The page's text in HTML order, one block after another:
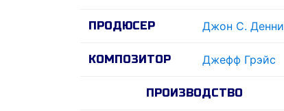
ПРОДЮСЕР Джон С. Денни
КОМПОЗИТОР Джефф Грэйс
ПРОИЗВОДСТВО